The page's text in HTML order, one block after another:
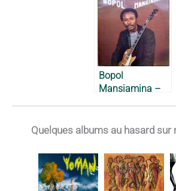
Rebels, 1982
Bopol
Mansiamina –
Quelques albums au hasard sur